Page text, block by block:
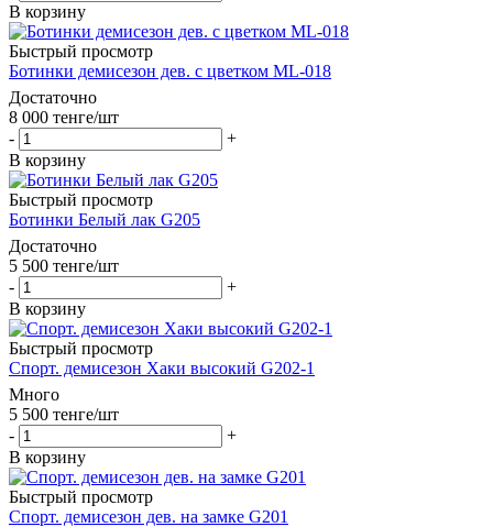
В корзину
Быстрый просмотр
Ботинки демисезон дев. с цветком ML-018
Достаточно
8 000 тенге/шт
-
+
В корзину
Быстрый просмотр
Ботинки Белый лак G205
Достаточно
5 500 тенге/шт
-
+
В корзину
Быстрый просмотр
Спорт. демисезон Хаки высокий G202-1
Много
5 500 тенге/шт
-
+
В корзину
Быстрый просмотр
Спорт. демисезон дев. на замке G201